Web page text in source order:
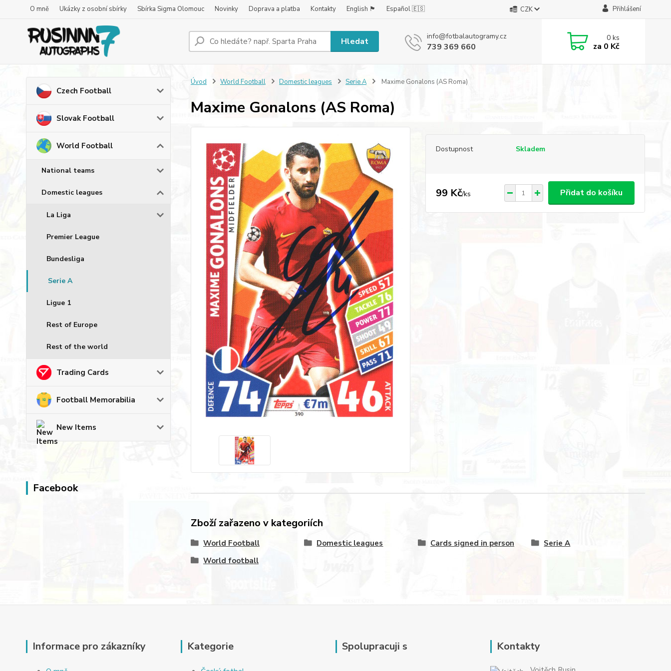
O mně Ukázky z osobní sbírky Sbírka Sigma Olomouc Novinky Doprava a platba Kontakty English 🏴󠁧󠁢󠁥󠁮󠁧󠁿 Español 🇪🇸 CZK Přihlášení
Hledat info@fotbalautogramy.cz
739 369 660
0ks
za 0 Kč
Czech Football
Slovak Football
World Football
National teams
Domestic leagues
La Liga
Premier League
Bundesliga
Serie A
Ligue 1
Rest of Europe
Rest of the world
Trading Cards
Football Memorabilia
New Items
Facebook
Úvod World Football Domestic leagues Serie A Maxime Gonalons (AS Roma)
Maxime Gonalons (AS Roma)
Dostupnost Skladem
99 Kč/ks Přidat do košíku
Zboží zařazeno v kategoriích
World Football Domestic leagues Cards signed in person
Serie A
World football
Informace pro zákazníky Kategorie Spolupracuji s Kontakty